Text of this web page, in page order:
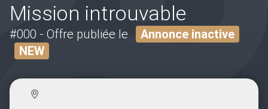
Mission introuvable
#000 - Offre publiée le
Annonce inactive
NEW